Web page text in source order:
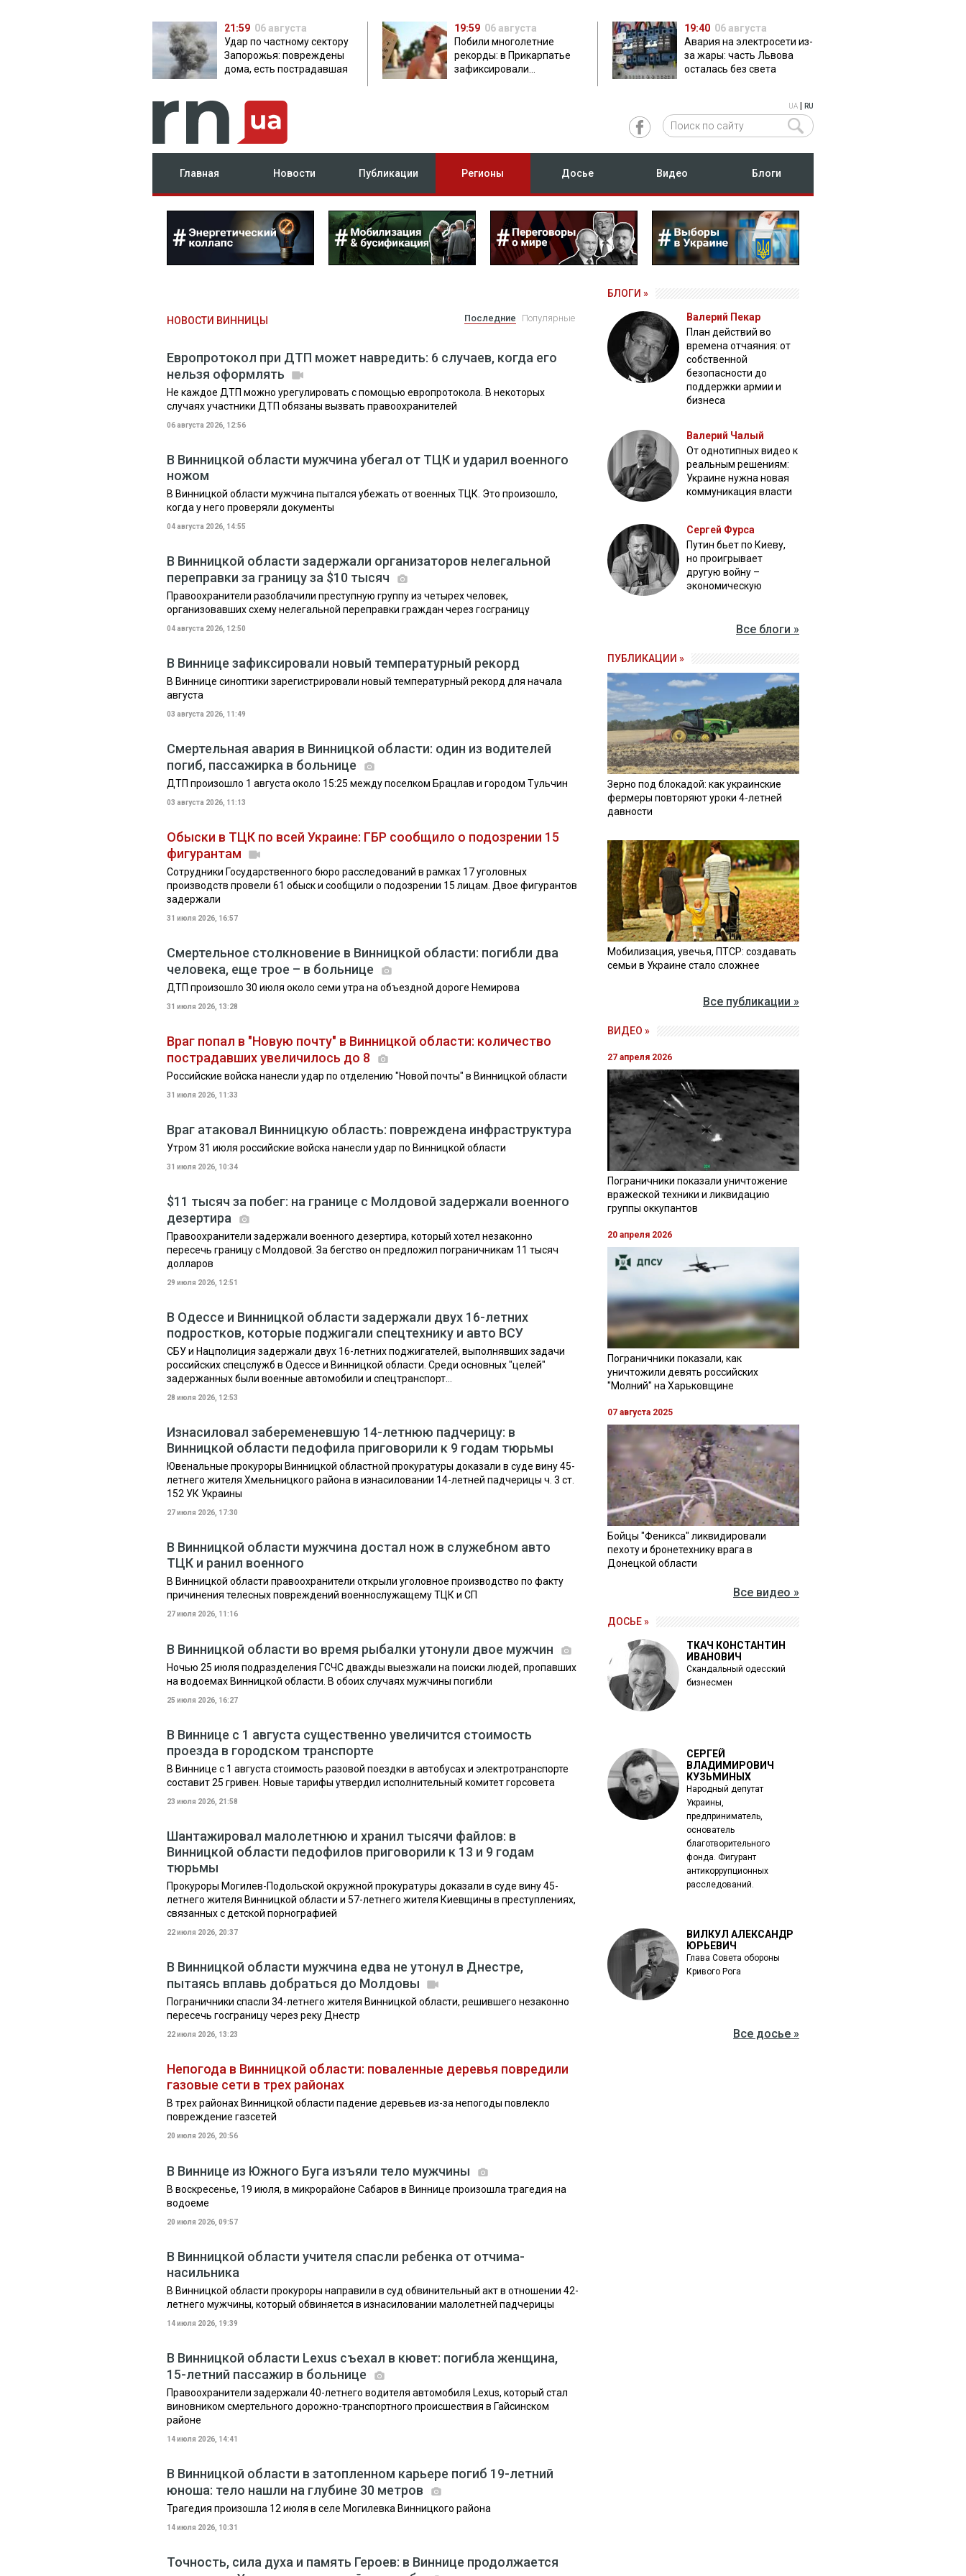
21:59 06 августа
Удар по частному сектору
Запорожья: повреждены
дома, есть пострадавшая
19:59 06 августа
Побили многолетние
рекорды: в Прикарпатье
зафиксировали
19:40 06 августа
Авария на электросети из-
за жары: часть Львова
осталась без света
UA RU
Главная Новости Публикации Регионы Досье Видео Блоги
НОВОСТИ ВИННИЦЫ Последние Популярные
Европротокол при ДТП может навредить: 6 случаев, когда его
нельзя оформлять
Не каждое ДТП можно урегулировать с помощью европротокола. В некоторых
случаях участники ДТП обязаны вызвать правоохранителей
06 августа 2026, 12:56
В Винницкой области мужчина убегал от ТЦК и ударил военного
ножом
В Винницкой области мужчина пытался убежать от военных ТЦК. Это произошло,
когда у него проверяли документы
04 августа 2026, 14:55
В Винницкой области задержали организаторов нелегальной
переправки за границу за $10 тысяч
Правоохранители разоблачили преступную группу из четырех человек,
организовавших схему нелегальной переправки граждан через госграницу
04 августа 2026, 12:50
В Виннице зафиксировали новый температурный рекорд
В Виннице синоптики зарегистрировали новый температурный рекорд для начала
августа
03 августа 2026, 11:49
Смертельная авария в Винницкой области: один из водителей
погиб, пассажирка в больнице
ДТП произошло 1 августа около 15:25 между поселком Брацлав и городом Тульчин
03 августа 2026, 11:13
Обыски в ТЦК по всей Украине: ГБР сообщило о подозрении 15
фигурантам
Сотрудники Государственного бюро расследований в рамках 17 уголовных
производств провели 61 обыск и сообщили о подозрении 15 лицам. Двое фигурантов
задержали
31 июля 2026, 16:57
Смертельное столкновение в Винницкой области: погибли два
человека, еще трое – в больнице
ДТП произошло 30 июля около семи утра на объездной дороге Немирова
31 июля 2026, 13:28
Враг попал в "Новую почту" в Винницкой области: количество
пострадавших увеличилось до 8
Российские войска нанесли удар по отделению "Новой почты" в Винницкой области
31 июля 2026, 11:33
Враг атаковал Винницкую область: повреждена инфраструктура
Утром 31 июля российские войска нанесли удар по Винницкой области
31 июля 2026, 10:34
$11 тысяч за побег: на границе с Молдовой задержали военного
дезертира
Правоохранители задержали военного дезертира, который хотел незаконно
пересечь границу с Молдовой. За бегство он предложил пограничникам 11 тысяч
долларов
29 июля 2026, 12:51
В Одессе и Винницкой области задержали двух 16-летних
подростков, которые поджигали спецтехнику и авто ВСУ
СБУ и Нацполиция задержали двух 16-летних поджигателей, выполнявших задачи
российских спецслужб в Одессе и Винницкой области. Среди основных "целей"
задержанных были военные автомобили и спецтранспорт...
28 июля 2026, 12:53
Изнасиловал забеременевшую 14-летнюю падчерицу: в
Винницкой области педофила приговорили к 9 годам тюрьмы
Ювенальные прокуроры Винницкой областной прокуратуры доказали в суде вину 45-
летнего жителя Хмельницкого района в изнасиловании 14-летней падчерицы ч. 3 ст.
152 УК Украины
27 июля 2026, 17:30
В Винницкой области мужчина достал нож в служебном авто
ТЦК и ранил военного
В Винницкой области правоохранители открыли уголовное производство по факту
причинения телесных повреждений военнослужащему ТЦК и СП
27 июля 2026, 11:16
В Винницкой области во время рыбалки утонули двое мужчин
Ночью 25 июля подразделения ГСЧС дважды выезжали на поиски людей, пропавших
на водоемах Винницкой области. В обоих случаях мужчины погибли
25 июля 2026, 16:27
В Виннице с 1 августа существенно увеличится стоимость
проезда в городском транспорте
В Виннице с 1 августа стоимость разовой поездки в автобусах и электротранспорте
составит 25 гривен. Новые тарифы утвердил исполнительный комитет горсовета
23 июля 2026, 21:58
Шантажировал малолетнюю и хранил тысячи файлов: в
Винницкой области педофилов приговорили к 13 и 9 годам
тюрьмы
Прокуроры Могилев-Подольской окружной прокуратуры доказали в суде вину 45-
летнего жителя Винницкой области и 57-летнего жителя Киевщины в преступлениях,
связанных с детской порнографией
22 июля 2026, 20:37
В Винницкой области мужчина едва не утонул в Днестре,
пытаясь вплавь добраться до Молдовы
Пограничники спасли 34-летнего жителя Винницкой области, решившего незаконно
пересечь госграницу через реку Днестр
22 июля 2026, 13:23
Непогода в Винницкой области: поваленные деревья повредили
газовые сети в трех районах
В трех районах Винницкой области падение деревьев из-за непогоды повлекло
повреждение газсетей
20 июля 2026, 20:56
В Виннице из Южного Буга изъяли тело мужчины
В воскресенье, 19 июля, в микрорайоне Сабаров в Виннице произошла трагедия на
водоеме
20 июля 2026, 09:57
В Винницкой области учителя спасли ребенка от отчима-
насильника
В Винницкой области прокуроры направили в суд обвинительный акт в отношении 42-
летнего мужчины, который обвиняется в изнасиловании малолетней падчерицы
14 июля 2026, 19:39
В Винницкой области Lexus съехал в кювет: погибла женщина,
15-летний пассажир в больнице
Правоохранители задержали 40-летнего водителя автомобиля Lexus, который стал
виновником смертельного дорожно-транспортного происшествия в Гайсинском
районе
14 июля 2026, 14:41
В Винницкой области в затопленном карьере погиб 19-летний
юноша: тело нашли на глубине 30 метров
Трагедия произошла 12 июля в селе Могилевка Винницкого района
14 июля 2026, 10:31
Точность, сила духа и память Героев: в Виннице продолжается
БЛОГИ »
Валерий Пекар
План действий во
времена отчаяния: от
собственной
безопасности до
поддержки армии и
бизнеса
Валерий Чалый
От однотипных видео к
реальным решениям:
Украине нужна новая
коммуникация власти
Сергей Фурса
Путин бьет по Киеву,
но проигрывает
другую войну –
экономическую
Все блоги »
ПУБЛИКАЦИИ »
Зерно под блокадой: как украинские
фермеры повторяют уроки 4-летней
давности
Мобилизация, увечья, ПТСР: создавать
семьи в Украине стало сложнее
Все публикации »
ВИДЕО »
27 апреля 2026
Пограничники показали уничтожение
вражеской техники и ликвидацию
группы оккупантов
20 апреля 2026
Пограничники показали, как
уничтожили девять российских
"Молний" на Харьковщине
07 августа 2025
Бойцы "Феникса" ликвидировали
пехоту и бронетехнику врага в
Донецкой области
Все видео »
ДОСЬЕ »
ТКАЧ КОНСТАНТИН
ИВАНОВИЧ
Скандальный одесский
бизнесмен
СЕРГЕЙ
ВЛАДИМИРОВИЧ
КУЗЬМИНЫХ
Народный депутат
Украины,
предприниматель,
основатель
благотворительного
фонда. Фигурант
антикоррупционных
расследований.
ВИЛКУЛ АЛЕКСАНДР
ЮРЬЕВИЧ
Глава Совета обороны
Кривого Рога
Все досье »